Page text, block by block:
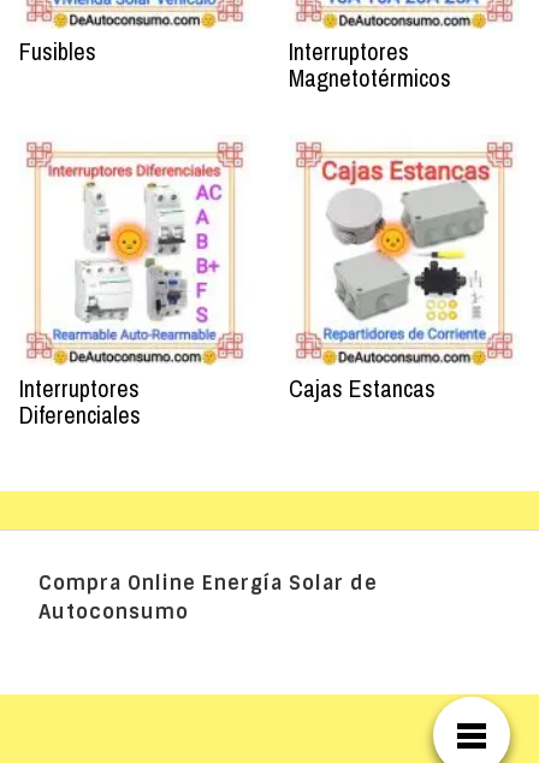
Fusibles
Interruptores
Magnetotérmicos
Interruptores
Diferenciales
Cajas Estancas
Compra Online Energía Solar de
Autoconsumo